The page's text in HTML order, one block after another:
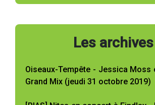
Les archives
Oiseaux-Tempête - Jessica Moss
Grand Mix (jeudi 31 octobre 2019)